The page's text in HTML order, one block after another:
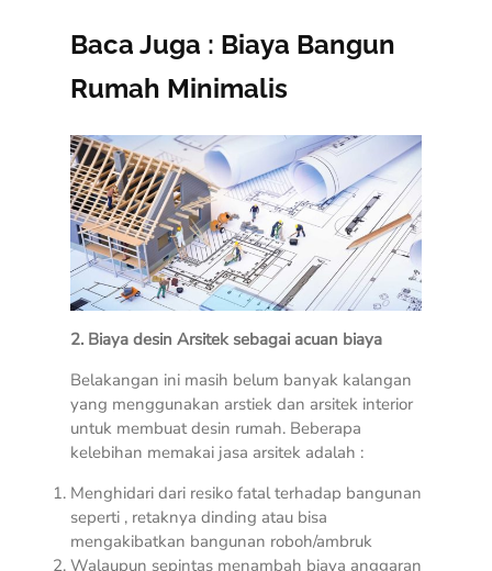
Baca Juga : Biaya Bangun
Rumah Minimalis
2. Biaya desin Arsitek sebagai acuan biaya
Belakangan ini masih belum banyak kalangan
yang menggunakan arstiek dan arsitek interior
untuk membuat desin rumah. Beberapa
kelebihan memakai jasa arsitek adalah :
Menghidari dari resiko fatal terhadap bangunan
seperti , retaknya dinding atau bisa
mengakibatkan bangunan roboh/ambruk
Walaupun sepintas menambah biaya anggaran